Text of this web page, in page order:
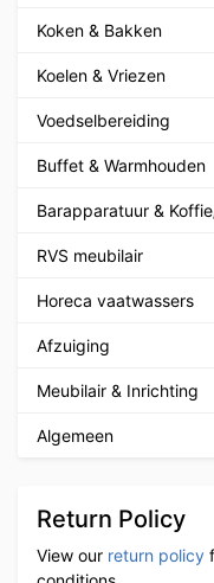
Koken & Bakken
Koelen & Vriezen
Voedselbereiding
Buffet & Warmhouden
Barapparatuur &
RVS meubilair
Horeca vaatwassers
Afzuiging
Meubilair & Inrichting
Algemeen
Return Policy
View our return policy